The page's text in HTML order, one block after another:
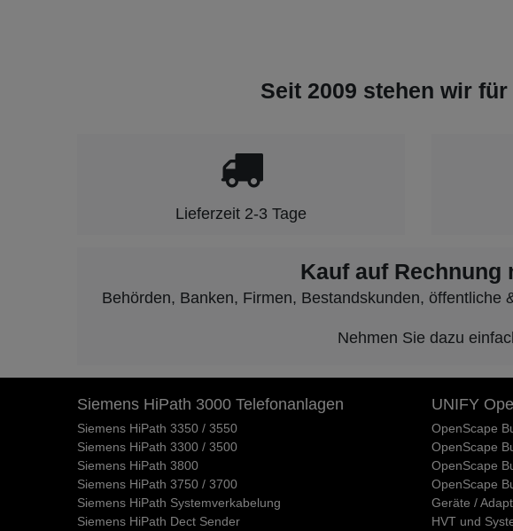
Seit 2009 stehen wir
Lieferzeit 2-3 Tage
Kauf auf
Behörden, Banken, Firmen, Bestandskunden,
Nehmen Sie dazu
Siemens HiPath 3000 Telefonanlagen
Siemens HiPath 3350 / 3550
Siemens HiPath 3300 / 3500
Siemens HiPath 3800
Siemens HiPath 3750 / 3700
Siemens HiPath Systemverkabelung
Siemens HiPath Dect Sender
UNIFY
OpenScape
OpenScape
OpenScape
OpenScape
Geräte /
HVT und